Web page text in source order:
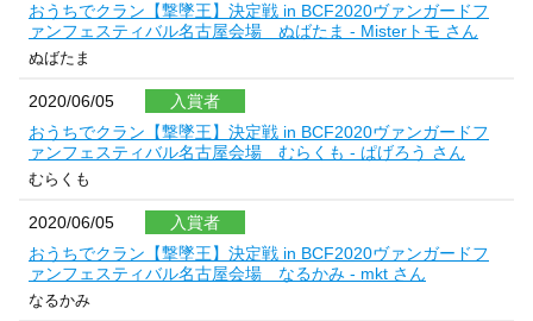
おうちでクラン【撃墜王】決定戦 in BCF2020ヴァンガードフ
ァンフェスティバル名古屋会場 ぬばたま - Misterトモ さん
ぬばたま
2020/06/05
入賞者
おうちでクラン【撃墜王】決定戦 in BCF2020ヴァンガードフ
ァンフェスティバル名古屋会場 むらくも - ぱげろう さん
むらくも
2020/06/05
入賞者
おうちでクラン【撃墜王】決定戦 in BCF2020ヴァンガードフ
ァンフェスティバル名古屋会場 なるかみ - mkt さん
なるかみ